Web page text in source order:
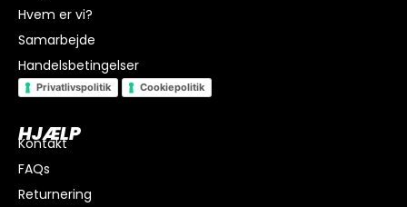
I alt
Køb for
Hvem er vi?
Samarbejde
Handelsbetingelser
Privatlivspolitik Cookiepolitik
HJÆLP
Kontakt
FAQs
Returnering